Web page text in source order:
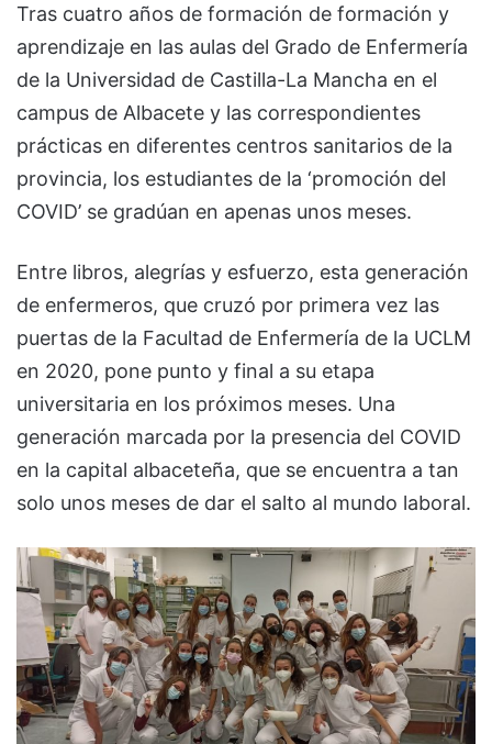
Tras cuatro años de formación de formación y
aprendizaje en las aulas del Grado de Enfermería
de la Universidad de Castilla-La Mancha en el
campus de Albacete y las correspondientes
prácticas en diferentes centros sanitarios de la
provincia, los estudiantes de la ‘promoción del
COVID’ se gradúan en apenas unos meses.
Entre libros, alegrías y esfuerzo, esta generación
de enfermeros, que cruzó por primera vez las
puertas de la Facultad de Enfermería de la UCLM
en 2020, pone punto y final a su etapa
universitaria en los próximos meses. Una
generación marcada por la presencia del COVID
en la capital albaceteña, que se encuentra a tan
solo unos meses de dar el salto al mundo laboral.